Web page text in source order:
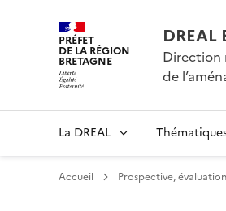
PRÉFET
DE LA RÉGION
BRETAGNE
DREAL
Direction
de
La DREAL
Accueil Prospective,